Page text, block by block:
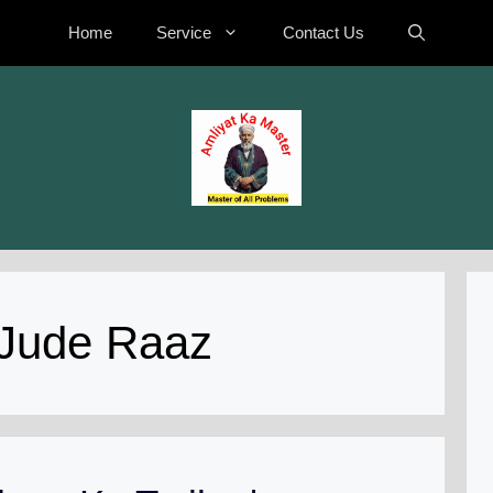
Home Service Contact Us
Raaz